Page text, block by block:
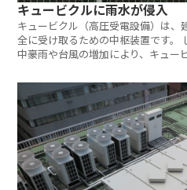
キュービクルに雨水が侵入
キュービクル（高圧受電設備）は
全に受け取るための中枢装置です。
中豪雨や台風の増加により、キュー